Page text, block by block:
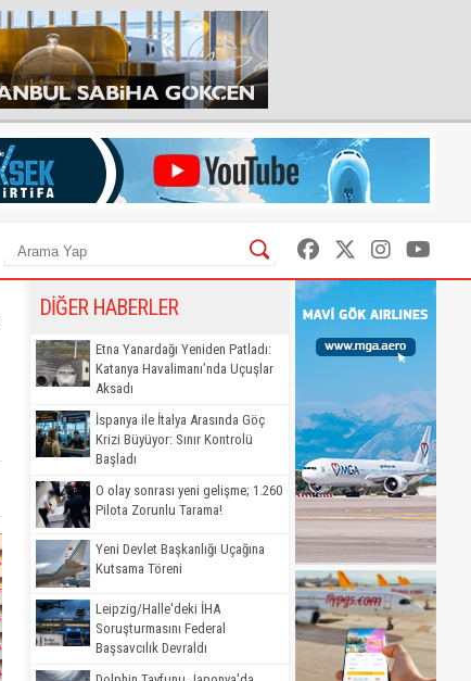
DİĞER HABERLER
Etna Yanardağı Yeniden Patladı:
Katanya Havalimanı’nda Uçuşlar
Aksadı
İspanya ile İtalya Arasında Göç
Krizi Büyüyor: Sınır Kontrolü
Başladı
O olay sonrası yeni gelişme; 1.260
Pilota Zorunlu Tarama!
Yeni Devlet Başkanlığı Uçağına
Kutsama Töreni
Leipzig/Halle'deki İHA
Soruşturmasını Federal
Başsavcılık Devraldı